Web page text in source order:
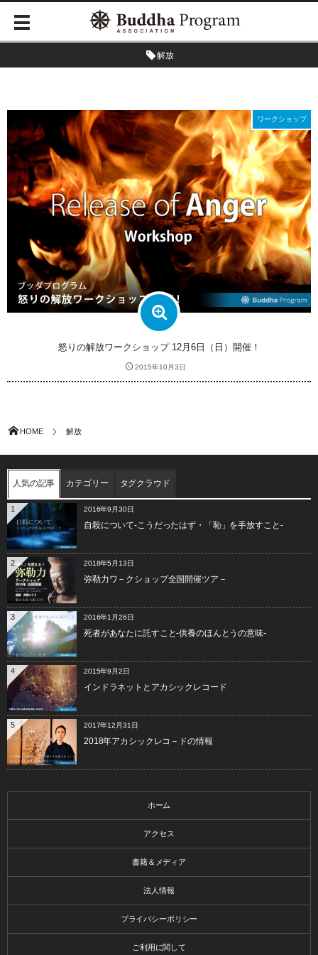
解放
怒りの解放ワークショップ 12月6日（日）開催！
2015年10月3日
ワークショップ
HOME 解放
人気の記事 カテゴリー タグクラウド
2016年9月30日
自殺について-こうだったはず・「恥」を手放すこと-
1
2018年5月13日
弥勒力ワ－クショップ全国開催ツア－
2
2016年1月26日
死者があなたに託すこと-供養のほんとうの意味-
3
2015年9月2日
インドラネットとアカシックレコード
4
2017年12月31日
2018年アカシックレコ－ドの情報
5
ホーム
アクセス
書籍＆メディア
法人情報
プライバシーポリシー
ご利用に関して